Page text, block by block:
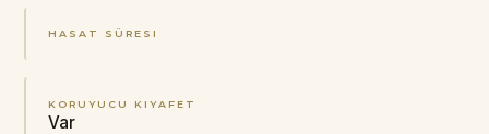
HASAT SÜRESI
KORUYUCU KIYAFET
Var